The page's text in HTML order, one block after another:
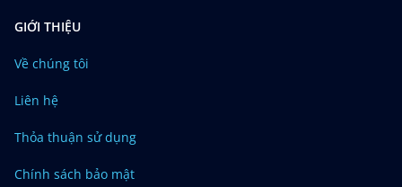
GIỚI THIỆU
Về chúng tôi
Liên hệ
Thỏa thuận sử dụng
Chính sách bảo mật